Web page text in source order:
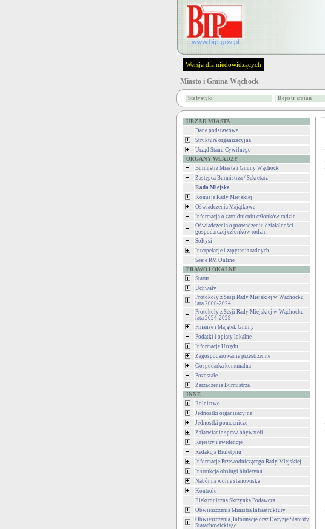
Wersja dla niedowidzących
Miasto i Gmina Wąchock
Statystyki Rejestr zmian
URZĄD MIASTA
Dane podstawowe
Struktura organizacyjna
Urząd Stanu Cywilnego
ORGANY WŁADZY
Burmistrz Miasta i Gminy Wąchock
Zastępca Burmistrza / Sekretarz
Rada Miejska
Komisje Rady Miejskiej
Oświadczenia Majątkowe
Informacja o zatrudnieniu członków rodzin
Oświadczenia o prowadzeniu działalności
gospodarczej członków rodzin
Sołtysi
Interpelacje i zapytania radnych
Sesje RM Online
PRAWO LOKALNE
Statut
Uchwały
Protokoły z Sesji Rady Miejskiej w Wąchocku
lata 2006-2024
Protokoły z Sesji Rady Miejskiej w Wąchocku
lata 2024-2029
Finanse i Majątek Gminy
Podatki i opłaty lokalne
Informacje Urzędu
Zagospodarowanie przestrzenne
Gospodarka komunalna
Pozostałe
Zarządzenia Burmistrza
INNE
Rolnictwo
Jednostki organizacyjne
Jednostki pomocnicze
Załatwianie spraw obywateli
Rejestry i ewidencje
Redakcja Biuletynu
Informacje Przewodniczącego Rady Miejskiej
Instrukcja obsługi biuletynu
Nabór na wolne stanowiska
Kontrole
Elektroniczna Skrzynka Podawcza
Obwieszczenia Ministra Infrastruktury
Obwieszczenia, Informacje oraz Decyzje Starosty
Starachowickiego